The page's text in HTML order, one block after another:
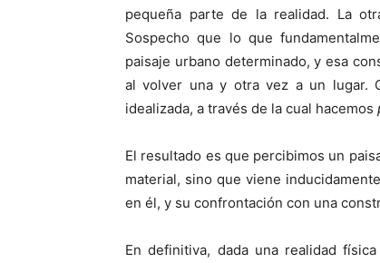
pequeña parte de la realidad. La
Sospecho que lo que
paisaje urbano determinado, y esa
al volver una y otra vez a un lugar.
idealizada, a través de la cual hacemos
El resultado es que percibimos un
material, sino que viene
en él, y su confrontación con una
En definitiva, dada una realidad